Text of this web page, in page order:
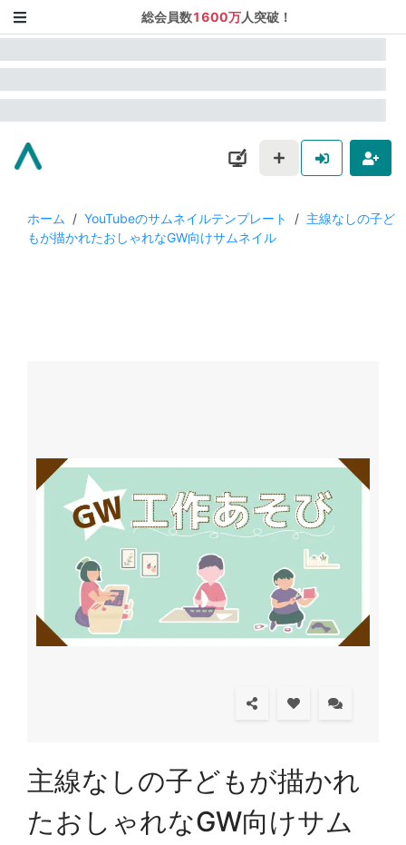
総会員数1600万人突破！
ホーム / YouTubeのサムネイルテンプレート / 主線なしの子ど
もが描かれたおしゃれなGW向けサムネイル
主線なしの子どもが描かれ
たおしゃれなGW向けサム